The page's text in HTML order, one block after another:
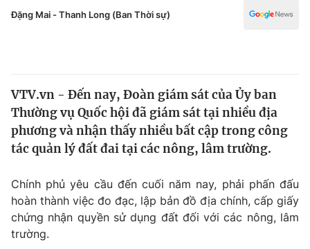
Xã hội
Y tế
Thế giới
Thế giới đó đây
Câu chuyện quốc tế
Kinh tế
Tài chính
Thị trường
Dữ liệu và đời sống
Văn hóa - Giải trí
Giáo dục
Đặng Mai - Thanh Long (Ban Thời sự)
VTV.vn - Đến nay, Đoàn giám sát của Ủy ban
Thường vụ Quốc hội đã giám sát tại nhiều địa
phương và nhận thấy nhiều bất cập trong công
tác quản lý đất đai tại các nông, lâm trường.
Chính phủ yêu cầu đến cuối năm nay, phải phấn đấu
hoàn thành việc đo đạc, lập bản đồ địa chính, cấp giấy
chứng nhận quyền sử dụng đất đối với các nông, lâm
trường.